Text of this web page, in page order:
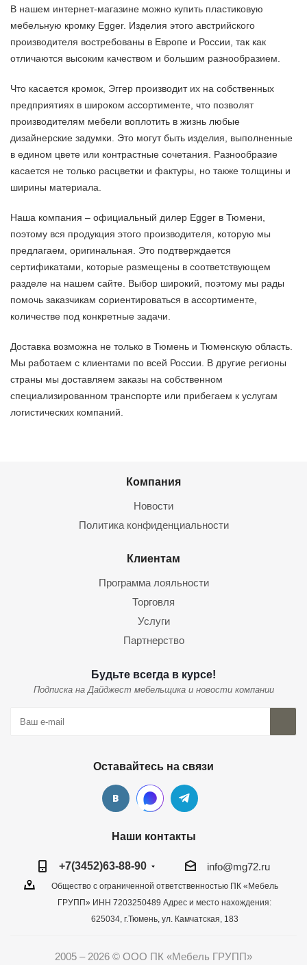
В нашем интернет-магазине можно купить пластиковую
мебельную кромку Egger. Изделия этого австрийского
производителя востребованы в Европе и России, так как
отличаются высоким качеством и большим разнообразием.
Что касается кромок, Эггер производит их на собственных
предприятиях в широком ассортименте, что позволят
производителям мебели воплотить в жизнь любые
дизайнерские задумки. Это могут быть изделия, выполненные
в едином цвете или контрастные сочетания. Разнообразие
касается не только расцветки и фактуры, но также толщины и
ширины материала.
Наша компания – официальный дилер Egger в Тюмени,
поэтому вся продукция этого производителя, которую мы
предлагаем, оригинальная. Это подтверждается
сертификатами, которые размещены в соответствующем
разделе на нашем сайте. Выбор широкий, поэтому мы рады
помочь заказчикам сориентироваться в ассортименте,
количестве под конкретные задачи.
Доставка возможна не только в Тюмень и Тюменскую область.
Мы работаем с клиентами по всей России. В другие регионы
страны мы доставляем заказы на собственном
специализированном транспорте или прибегаем к услугам
логистических компаний.
Компания
Новости
Политика конфиденциальности
Клиентам
Программа лояльности
Торговля
Услуги
Партнерство
Будьте всегда в курсе!
Подписка на Дайджест мебельщика и новости компании
Оставайтесь на связи
Наши контакты
+7(3452)63-88-90 info@mg72.ru
Общество с ограниченной ответственностью ПК «Мебель
ГРУПП» ИНН 7203250489 Адрес и место нахождения:
625034, г.Тюмень, ул. Камчатская, 183
2005 – 2026 © ООО ПК «Мебель ГРУПП»